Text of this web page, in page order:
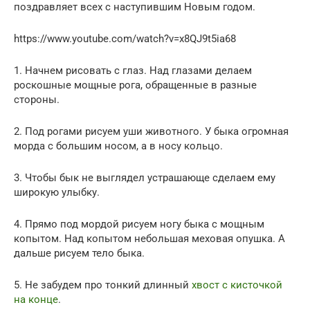
поздравляет всех с наступившим Новым годом.
https://www.youtube.com/watch?v=x8QJ9t5ia68
1. Начнем рисовать с глаз. Над глазами делаем
роскошные мощные рога, обращенные в разные
стороны.
2. Под рогами рисуем уши животного. У быка огромная
морда с большим носом, а в носу кольцо.
3. Чтобы бык не выглядел устрашающе сделаем ему
широкую улыбку.
4. Прямо под мордой рисуем ногу быка с мощным
копытом. Над копытом небольшая меховая опушка. А
дальше рисуем тело быка.
5. Не забудем про тонкий длинный хвост с кисточкой
на конце.